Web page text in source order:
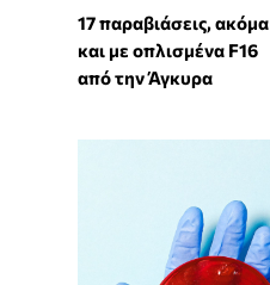
17 παραβιάσεις, ακόμα
και με οπλισμένα F16
από την Άγκυρα